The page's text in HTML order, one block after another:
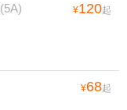
(5A) ¥120起
¥68起